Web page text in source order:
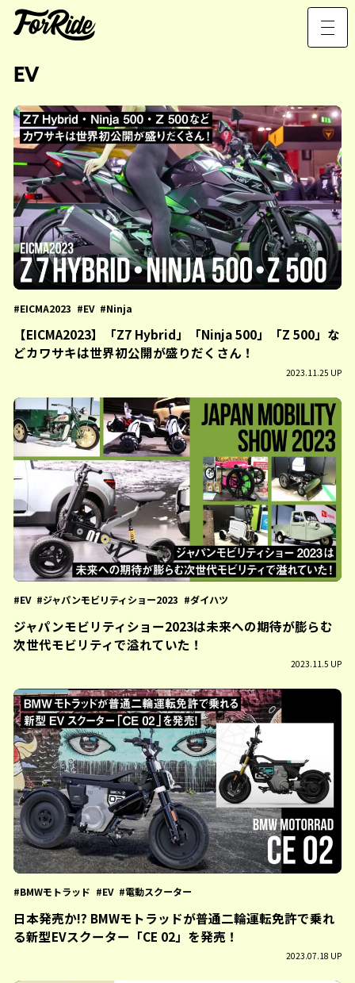
EV
EICMA2023 EV Ninja
【EICMA2023】「Z7 Hybrid」「Ninja 500」「Z 500」な
どカワサキは世界初公開が盛りだくさん！
2023.11.25 UP
EV ジャパンモビリティショー2023 ダイハツ
ジャパンモビリティショー2023は未来への期待が膨らむ
次世代モビリティで溢れていた！
2023.11.5 UP
BMWモトラッド EV 電動スクーター
日本発売か!? BMWモトラッドが普通二輪運転免許で乗れ
る新型EVスクーター「CE 02」を発売！
2023.07.18 UP